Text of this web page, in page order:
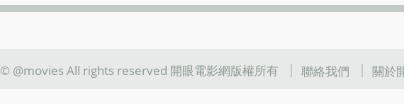
© @movies All rights reserved 開眼電影網版權所有 聯絡我們 關於